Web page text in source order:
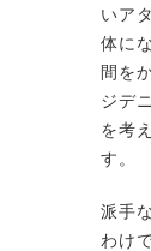
いア
体に
間を
ジデ
を考
す。
派手
わけ